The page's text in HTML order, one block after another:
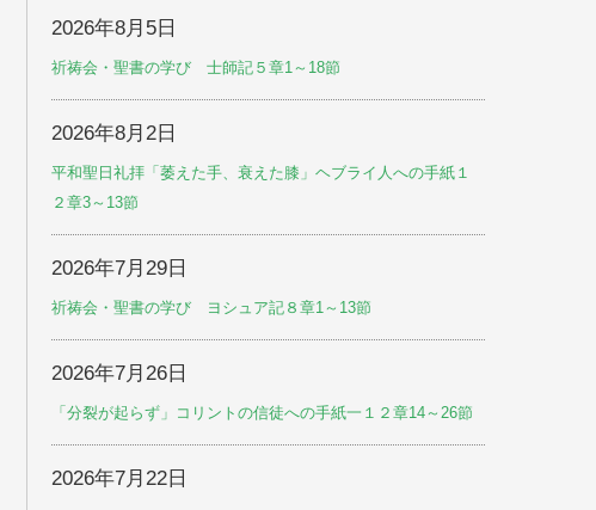
2026年8月5日
祈祷会・聖書の学び 士師記５章1～18節
2026年8月2日
平和聖日礼拝「萎えた手、衰えた膝」ヘブライ人への手紙１
２章3～13節
2026年7月29日
祈祷会・聖書の学び ヨシュア記８章1～13節
2026年7月26日
「分裂が起らず」コリントの信徒への手紙一１２章14～26節
2026年7月22日